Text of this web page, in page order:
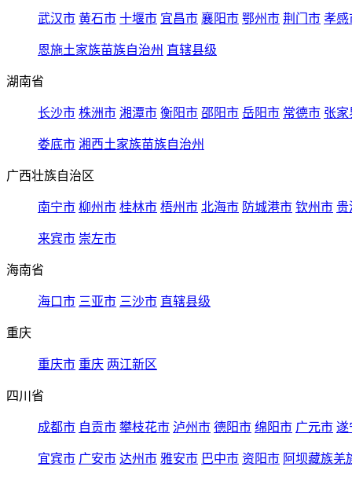
武汉市 黄石市 十堰市 宜昌市 襄阳市 鄂州市 荆门市 孝感
恩施土家族苗族自治州 直辖县级
湖南省
长沙市 株洲市 湘潭市 衡阳市 邵阳市 岳阳市 常德市 张家
娄底市 湘西土家族苗族自治州
广西壮族自治区
南宁市 柳州市 桂林市 梧州市 北海市 防城港市 钦州市 贵
来宾市 崇左市
海南省
海口市 三亚市 三沙市 直辖县级
重庆
重庆市 重庆 两江新区
四川省
成都市 自贡市 攀枝花市 泸州市 德阳市 绵阳市 广元市 遂
宜宾市 广安市 达州市 雅安市 巴中市 资阳市 阿坝藏族羌